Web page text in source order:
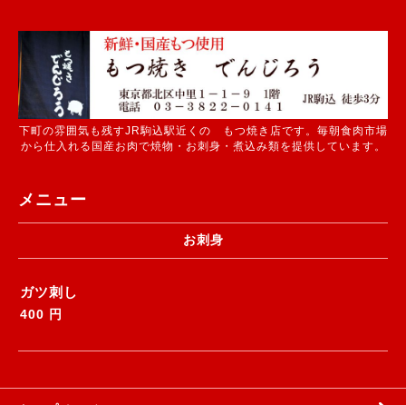
下町の雰囲気も残すJR駒込駅近くの もつ焼き店です。毎朝食肉市場
から仕入れる国産お肉で焼物・お刺身・煮込み類を提供しています。
メニュー
お刺身
ガツ刺し
400 円